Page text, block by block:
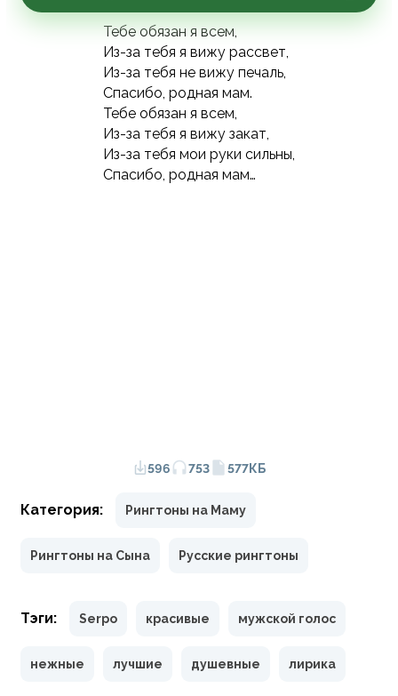
Тебе обязан я всем,
Из-за тебя я вижу рассвет,
Из-за тебя не вижу печаль,
Спасибо, родная мам.
Тебе обязан я всем,
Из-за тебя я вижу закат,
Из-за тебя мои руки сильны,
Спасибо, родная мам…
596 753 577КБ
Категория: Рингтоны на Маму
Рингтоны на Сына Русские рингтоны
Тэги: Serpo красивые мужской голос
нежные лучшие душевные лирика